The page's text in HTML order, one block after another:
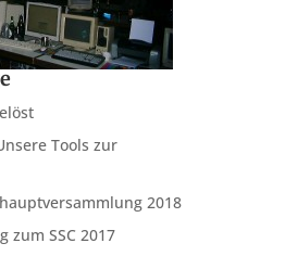
Tools zur
2018
zum SSC 2017